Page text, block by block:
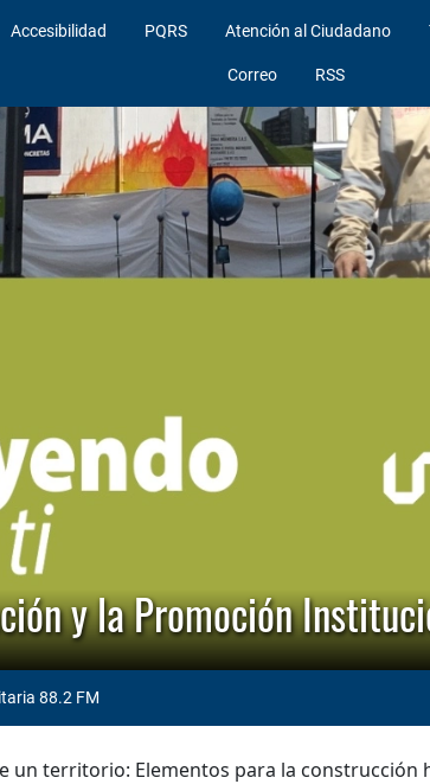
Accesibilidad PQRS Atención al Ciudadano
Correo RSS
y la Promoción
88.2 FM
un territorio: Elementos para la construcción